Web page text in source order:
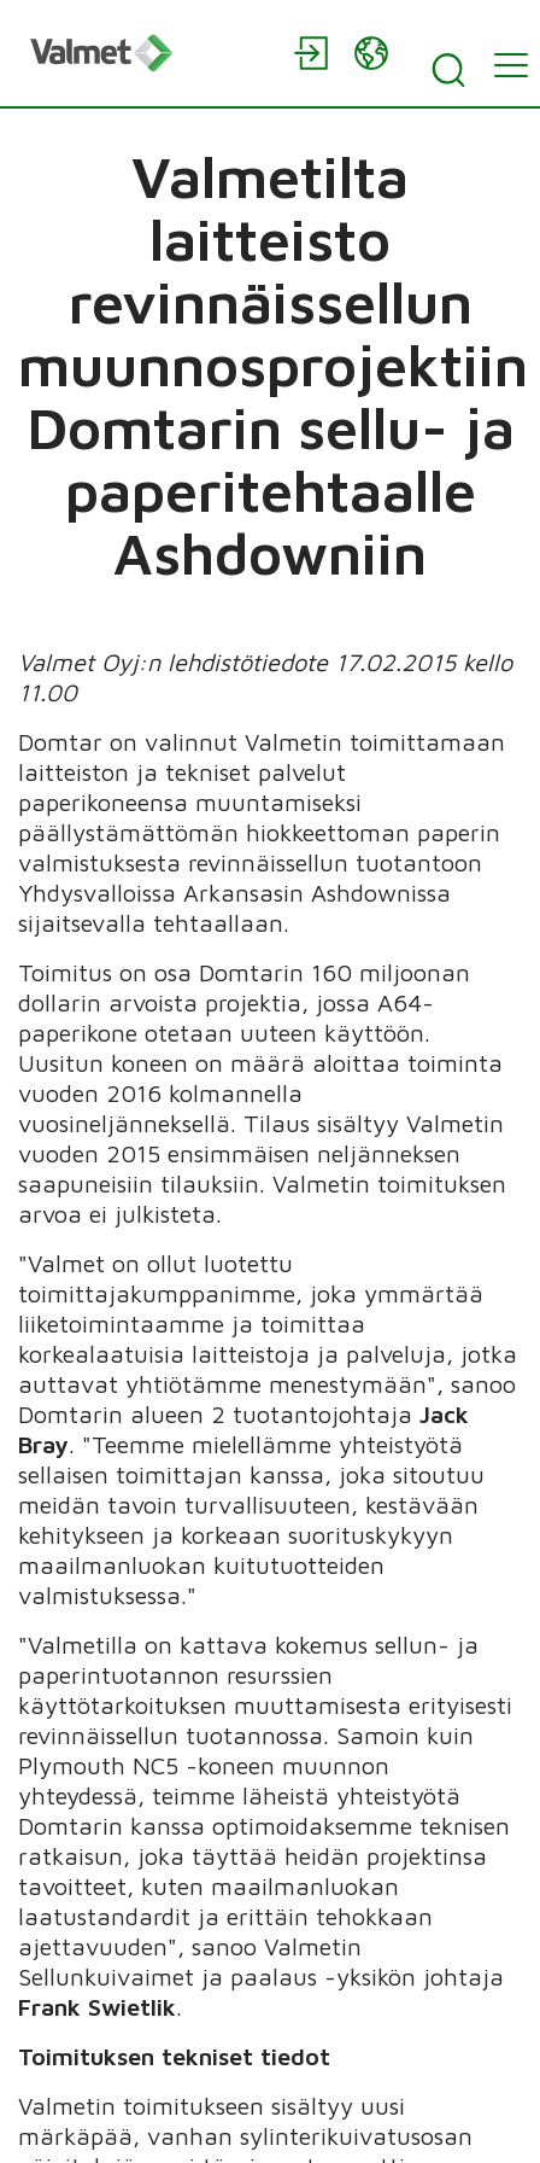
Valmetilta
laitteisto
revinnäissellun
muunnosprojektiin
Domtarin sellu- ja
paperitehtaalle
Ashdowniin
Valmet Oyj:n lehdistötiedote 17.02.2015 kello
11.00
Domtar on valinnut Valmetin toimittamaan
laitteiston ja tekniset palvelut
paperikoneensa muuntamiseksi
päällystämättömän hiokkeettoman paperin
valmistuksesta revinnäissellun tuotantoon
Yhdysvalloissa Arkansasin Ashdownissa
sijaitsevalla tehtaallaan.
Toimitus on osa Domtarin 160 miljoonan
dollarin arvoista projektia, jossa A64-
paperikone otetaan uuteen käyttöön.
Uusitun koneen on määrä aloittaa toiminta
vuoden 2016 kolmannella
vuosineljänneksellä. Tilaus sisältyy Valmetin
vuoden 2015 ensimmäisen neljänneksen
saapuneisiin tilauksiin. Valmetin toimituksen
arvoa ei julkisteta.
"Valmet on ollut luotettu
toimittajakumppanimme, joka ymmärtää
liiketoimintaamme ja toimittaa
korkealaatuisia laitteistoja ja palveluja, jotka
auttavat yhtiötämme menestymään", sanoo
Domtarin alueen 2 tuotantojohtajaJack
Bray . "Teemme mielellämme yhteistyötä
sellaisen toimittajan kanssa, joka sitoutuu
meidän tavoin turvallisuuteen, kestävään
kehitykseen ja korkeaan suorituskykyyn
maailmanluokan kuitutuotteiden
valmistuksessa."
"Valmetilla on kattava kokemus sellun- ja
paperintuotannon resurssien
käyttötarkoituksen muuttamisesta erityisesti
revinnäissellun tuotannossa. Samoin kuin
Plymouth NC5 -koneen muunnon
yhteydessä, teimme läheistä yhteistyötä
Domtarin kanssa optimoidaksemme teknisen
ratkaisun, joka täyttää heidän projektinsa
tavoitteet, kuten maailmanluokan
laatustandardit ja erittäin tehokkaan
ajettavuuden", sanoo Valmetin
Sellunkuivaimet ja paalaus -yksikön johtaja
Frank Swietlik
Toimituksen tekniset tiedot
Valmetin toimitukseen sisältyy uusi
märkäpää, vanhan sylinterikuivatusosan